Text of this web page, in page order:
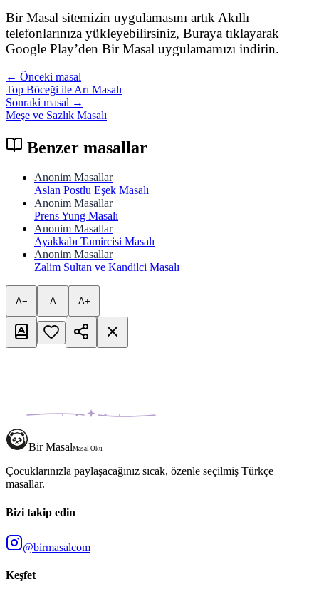
Bir Masal sitemizin uygulamasını artık Akıllı
telefonlarınıza yükleyebilirsiniz, Buraya tıklayarak
Google Play’den Bir Masal uygulamamızı indirin.
← Önceki masal
Top Böceği ile Arı Masalı
Sonraki masal →
Meşe ve Sazlık Masalı
Benzer masallar
Anonim Masallar
Aslan Postlu Eşek Masalı
Anonim Masallar
Prens Yung Masalı
Anonim Masallar
Ayakkabı Tamircisi Masalı
Anonim Masallar
Zalim Sultan ve Kandilci Masalı
A− A A+
Bir MasalMasal Oku
Çocuklarınızla paylaşacağınız sıcak, özenle seçilmiş Türkçe
masallar.
Bizi takip edin
@birmasalcom
Keşfet